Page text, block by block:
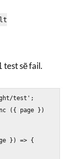
test sẽ fail.
test';
({ page })
}) => {